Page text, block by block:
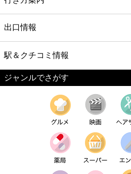
出口情報
駅＆クチコミ情報
ジャンルでさがす